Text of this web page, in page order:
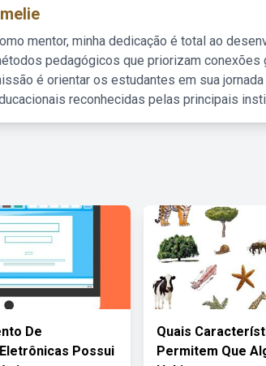
mentor, minha dedicação é total ao
pedagógicos que priorizam conexões
é orientar os estudantes em sua
reconhecidas pelas principais
De
Possui
Quais
Permitem Que